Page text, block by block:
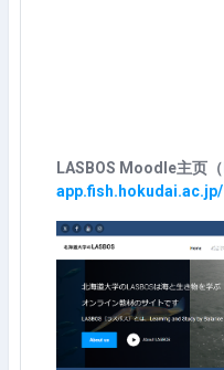
LASBOS Moodle主页 （
app.fish.hokudai.ac.jp/